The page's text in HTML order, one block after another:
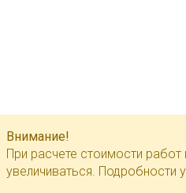
Внимание!
При расчете стоимости
увеличиваться. Подробности